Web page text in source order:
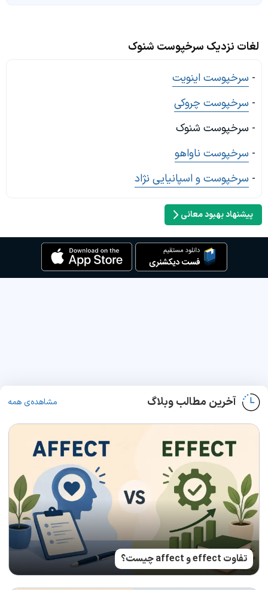
لغات نزدیک سرخپوست شنوک
- سرخپوست اینویت
- سرخپوست چروکی
- سرخپوست شنوک
- سرخپوست ناواهو
- سرخپوست و اسپانیایی نژاد
پیشنهاد بهبود معانی
آخرین مطالب وبلاگ مشاهده‌ی همه
تفاوت effect و affect چیست؟